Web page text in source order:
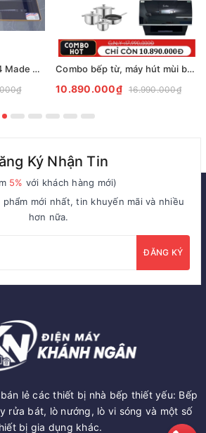
Bếp từ đôi Sevilla TA64 Made in Malaysia Combo bếp từ, máy hút mùi bán chạy nhất
10.890.000₫ 16.990.000₫
Ký Nhận Tin
5% với khách hàng mới)
phẩm mới nhất, tin khuyến mãi và nhiều
hơn nữa.
ĐĂNG KÝ
lẻ các thiết bị nhà bếp thiết yếu: Bếp
rửa bát, lò nướng, lò vi sóng và một số
bị gia dụng khác.